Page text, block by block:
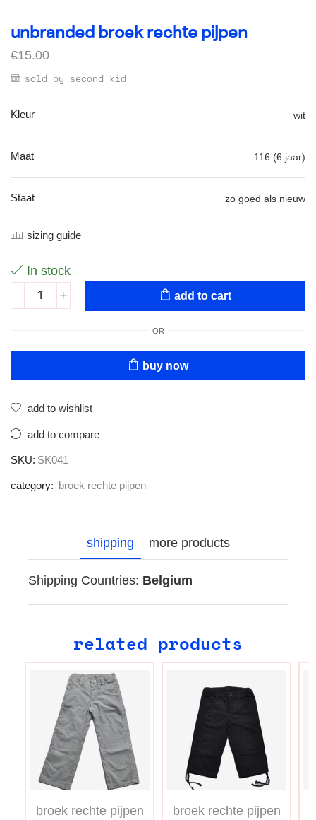
unbranded broek rechte pijpen
€15.00
sold by second kid
Kleur wit
Maat 116 (6 jaar)
Staat zo goed als nieuw
sizing guide
In stock
add to cart
OR
buy now
add to wishlist
add to compare
SKU: SK041
category: broek rechte pijpen
shipping more products
Shipping Countries: Belgium
related products
broek rechte pijpen broek rechte pijpen